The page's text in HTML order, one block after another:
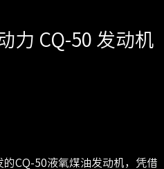
力 CQ-50 发动机
CQ-50液氧煤油发动机，凭借